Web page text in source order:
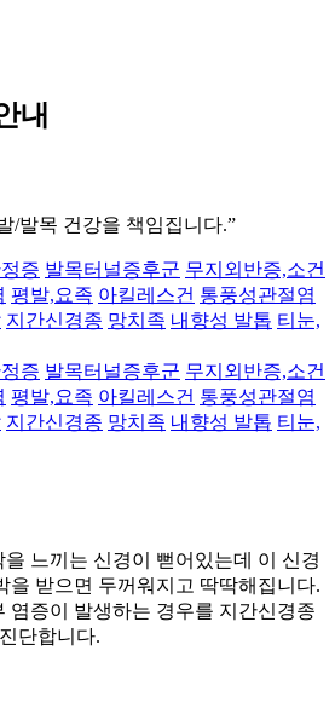
내
/발목 건강을 책임집니다.”
증 발목터널증후군 무지외반증,소건
평발,요족 아킬레스건 통풍성관절염
지간신경종 망치족 내향성 발톱 티눈,
증 발목터널증후군 무지외반증,소건
평발,요족 아킬레스건 통풍성관절염
지간신경종 망치족 내향성 발톱 티눈,
느끼는 신경이 뻗어있는데 이 신경
을 받으면 두꺼워지고 딱딱해집니다.
염증이 발생하는 경우를 지간신경종
단합니다.